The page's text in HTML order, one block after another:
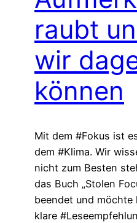
raubt
wir
können
Mit dem #Fokus ist
dem #Klima. Wir
nicht zum Besten
das Buch „Stolen
beendet und möchte
klare